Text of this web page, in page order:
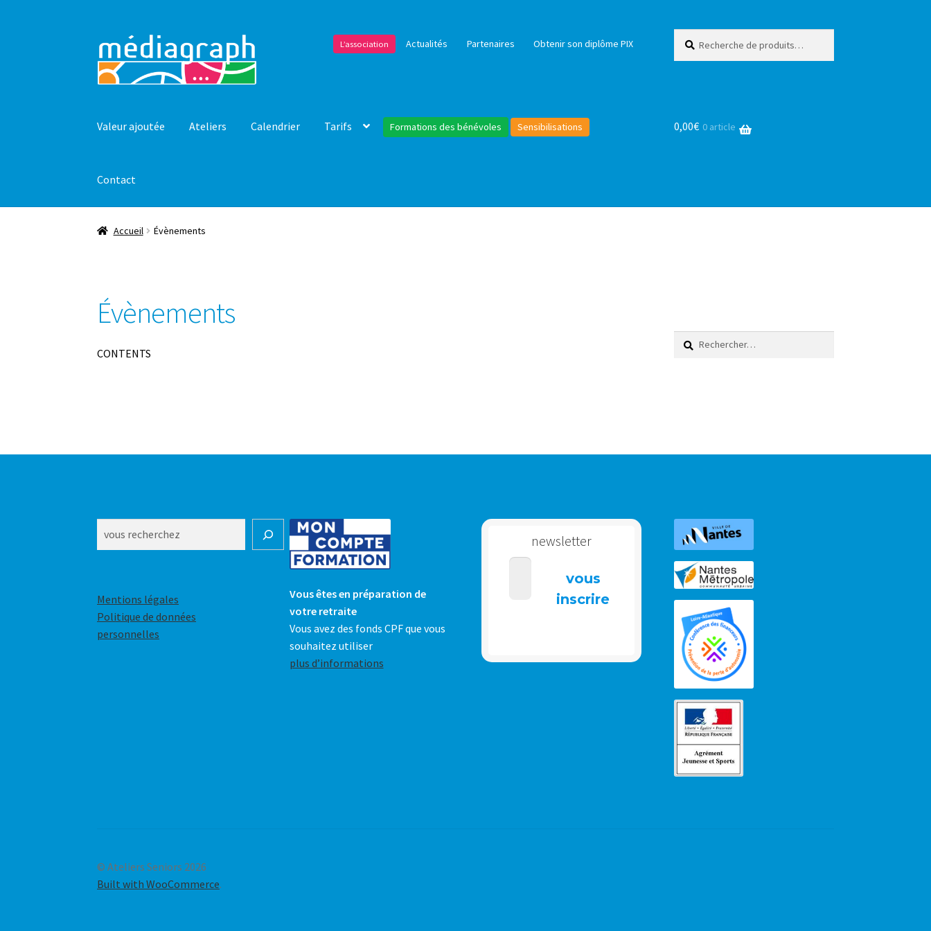
la
navigation
contenu
L’association Actualités Partenaires Obtenir son diplôme PIX
pour :
Valeur ajoutée Ateliers Calendrier Tarifs Formations des bénévoles Sensibilisations
Contact
0,00€ 0 article
Accueil Évènements
Évènements
CONTENTS
Rechercher :
Mentions légales
Politique de données
personnelles
Vous êtes en préparation de
votre retraite
Vous avez des fonds CPF que vous
souhaitez utiliser
plus d’informations
newsletter
© Ateliers Seniors 2026
Built with WooCommerce.